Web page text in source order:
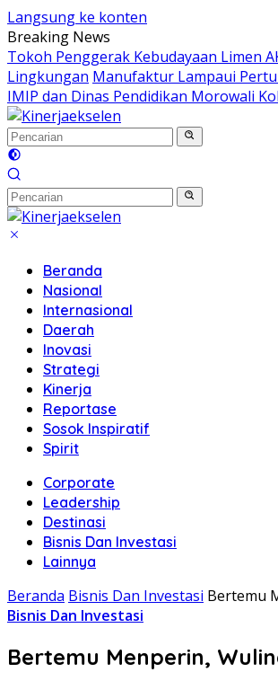
Langsung ke konten
Breaking News
Tokoh Penggerak Kebudayaan Limen
Lingkungan Manufaktur Lampaui
IMIP dan Dinas Pendidikan Morowali
Beranda
Nasional
Internasional
Daerah
Inovasi
Strategi
Kinerja
Reportase
Sosok Inspiratif
Spirit
Corporate
Leadership
Destinasi
Bisnis Dan Investasi
Lainnya
Beranda Bisnis Dan Investasi Bertemu
Bisnis Dan Investasi
Bertemu Menperin,